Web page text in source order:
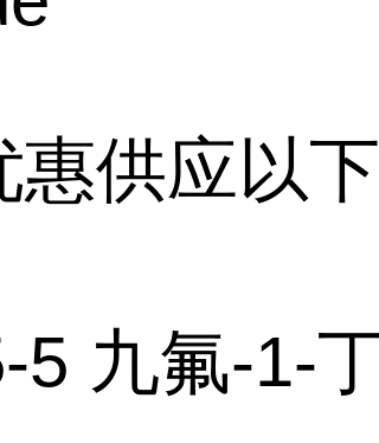
惠供应以
5 九氟-1-